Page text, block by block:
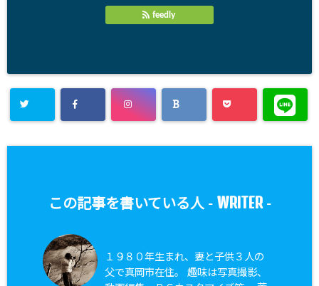
feedly
この記事を書いている人 - WRITER-
１９８０年生まれ、妻と子供３人の
父で真岡市在住。 趣味は写真撮影、